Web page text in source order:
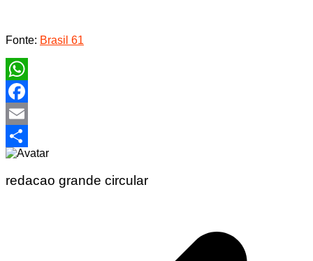
Fonte: Brasil 61
WhatsApp
Facebook
Email
Share
redacao grande circular